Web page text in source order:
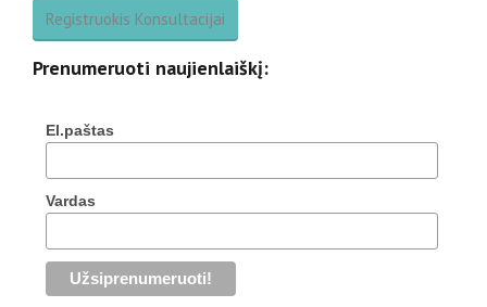
Registruokis Konsultacijai
Prenumeruoti naujienlaiškį:
El.paštas
Vardas